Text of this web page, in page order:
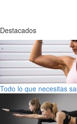
Destacados
Todo lo que necesitas